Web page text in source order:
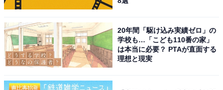
20年間「駆け込み実績ゼロ」の
学校も…「こども110番の家」
は本当に必要？ PTAが直面する
理想と現実